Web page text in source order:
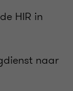
HIR in
naar